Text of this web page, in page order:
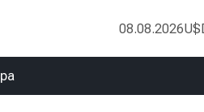
08.08.2026